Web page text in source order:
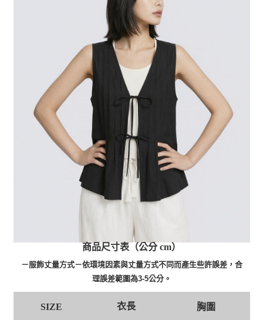
商品尺寸表（公分 cm）
－服飾丈量方式－依環境因素與丈量方式不同而產生些許誤差，合
理誤差範圍為3-5公分。
SIZE 衣長 胸圍